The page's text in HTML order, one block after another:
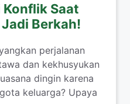
Konflik Saat
Berkah!
perjalanan
dan kekhusyukan
dingin karena
keluarga? Upaya